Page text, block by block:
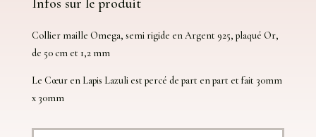
Argent
925
or
Infos sur le produit
Collier maille Omega, semi rigide en Argent 925, plaqué Or,
de 50 cm et 1,2 mm
Le Cœur en Lapis Lazuli est percé de part en part et fait 30mm
x 30mm